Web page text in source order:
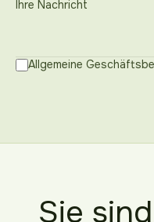
Allgemeine
Sie